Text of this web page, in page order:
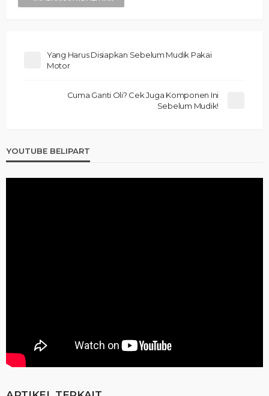
Yang Harus Disiapkan Sebelum Mudik Pakai
Motor
Cuma Ganti Oli? Cek Juga Komponen Ini
Sebelum Mudik!
YOUTUBE BELIPART